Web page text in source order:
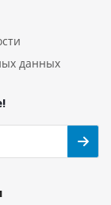
данных